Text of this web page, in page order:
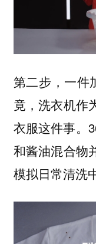
第二步，一件
竟，洗衣机作
衣服这件事。
和酱油混合物
模拟日常清洗